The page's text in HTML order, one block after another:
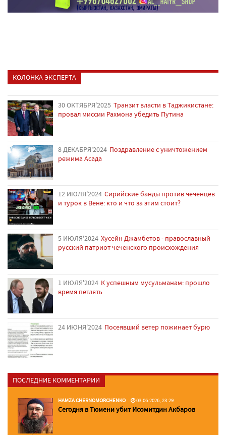
КОЛОНКА ЭКСПЕРТА
30 ОКТЯБРЯ'2025 Транзит власти в Таджикистане:
провал миссии Рахмона убедить Путина
8 ДЕКАБРЯ'2024 Поздравление с уничтожением
режима Асада
12 ИЮЛЯ'2024 Сирийские банды против чеченцев
и турок в Вене: кто и что за этим стоит?
5 ИЮЛЯ'2024 Хусейн Джамбетов - православный
русский патриот чеченского происхождения
1 ИЮЛЯ'2024 К успешным мусульманам: прошло
время петлять
24 ИЮНЯ'2024 Посеявший ветер пожинает бурю
ПОСЛЕДНИЕ КОММЕНТАРИИ
HAMZA CHERNOMORCHENKO 03.06.2026, 23:29
Сегодня в Тюмени убит Исомитдин Акбаров